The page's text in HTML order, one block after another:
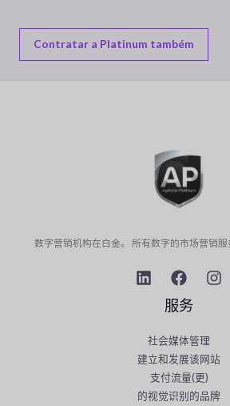
Contratar a Platinum também
数字营销机构在白金。 所有数字的市场营销服
服务
社会媒体管理
建立和发展该网站
支付流量(更)
的视觉识别的品牌